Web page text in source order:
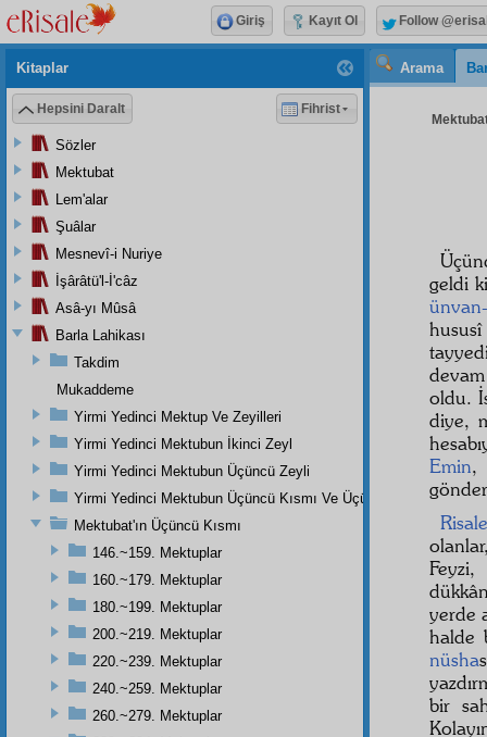
Arama
geldi
oldu.
diye,
Emin,
Risale
yerde
halde
nüsha
bir
Kitaplar
Hepsini Daralt Fihrist
Sözler
Mektubat
Lem'alar
Şuâlar
Mesnevî-i Nuriye
İşârâtü'l-İ'câz
Asâ-yı Mûsâ
Barla Lahikası
Takdim
Mukaddeme
Yirmi Yedinci Mektup Ve Zeyilleri
Yirmi Yedinci Mektubun İkinci Zeyl
Yirmi Yedinci Mektubun Üçüncü Zeyli
Yirmi Yedinci Mektubun Üçüncü Kısmı Ve Üçüncü Zeylin
Mektubat'ın Üçüncü Kısmı
146.~159. Mektuplar
160.~179. Mektuplar
180.~199. Mektuplar
200.~219. Mektuplar
220.~239. Mektuplar
240.~259. Mektuplar
260.~279. Mektuplar
Giriş Kayıt Ol Follow